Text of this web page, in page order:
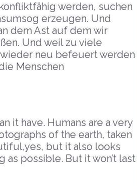
werden, suchen
erzeugen. Und
dem Ast auf dem wir
Und weil zu viele
neu befeuert werden
Menschen
it have. Humans are a very
of the earth, taken
but it also looks
possible. But it won’t last